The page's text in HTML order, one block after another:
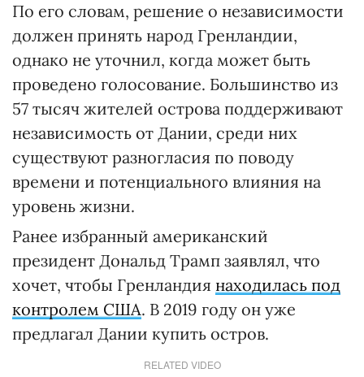
По его словам, решение о независимости
должен принять народ Гренландии,
однако не уточнил, когда может быть
проведено голосование. Большинство из
57 тысяч жителей острова поддерживают
независимость от Дании, среди них
существуют разногласия по поводу
времени и потенциального влияния на
уровень жизни.
Ранее избранный американский
президент Дональд Трамп заявлял, что
хочет, чтобы Гренландия находилась под
контролем США. В 2019 году он уже
предлагал Дании купить остров.
RELATED VIDEO